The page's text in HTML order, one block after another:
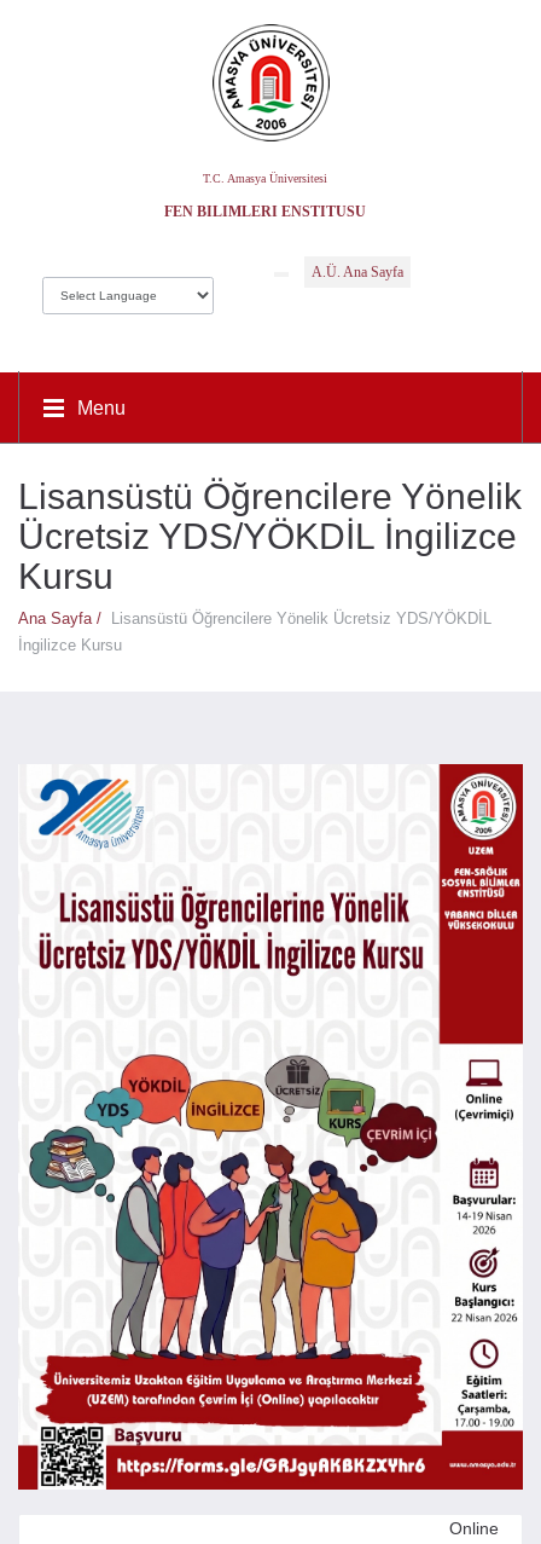
T.C. Amasya Üniversitesi
FEN BILIMLERI ENSTITÜSÜ
A.Ü. Ana Sayfa
Menu
Lisansüstü Öğrencilere Yönelik
Ücretsiz YDS/YÖKDİL İngilizce
Kursu
Ana Sayfa /
Lisansüstü Öğrencilere Yönelik Ücretsiz YDS/YÖKDİL
İngilizce Kursu
Online